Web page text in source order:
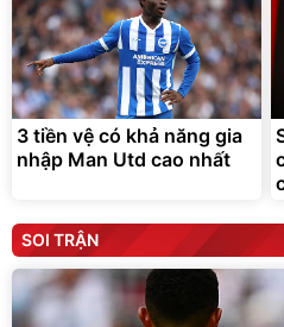
3 tiền vệ có khả năng gia
nhập Man Utd cao nhất
SOI TRẬN